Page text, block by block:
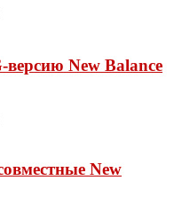
New Balance
New